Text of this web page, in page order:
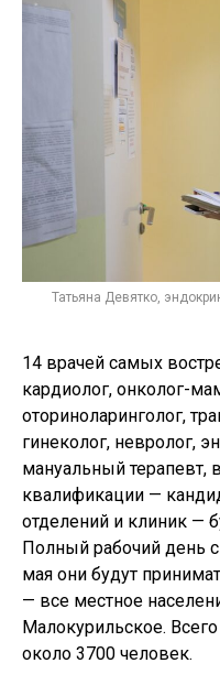
Татьяна Девятко,
14 врачей самых
кардиолог, онколог-
оториноларинголог,
гинеколог, невролог,
мануальный
квалификации —
отделений и клиник —
Полный рабочий день
мая они будут
— все местное
Малокурильское.
около 3700 человек.